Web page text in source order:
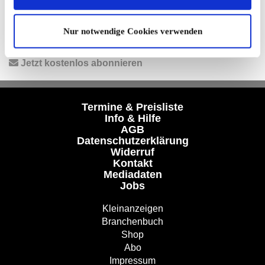
Nur notwendige Cookies verwenden
Facebook
Unser kostenloser Newsletter
Registrieren Sie sich und bleiben Sie auf dem Laufenden.
Jetzt kostenlos abonnieren
Termine & Preisliste
Info & Hilfe
AGB
Datenschutzerklärung
Widerruf
Kontakt
Mediadaten
Jobs
Kleinanzeigen
Branchenbuch
Shop
Abo
Impressum